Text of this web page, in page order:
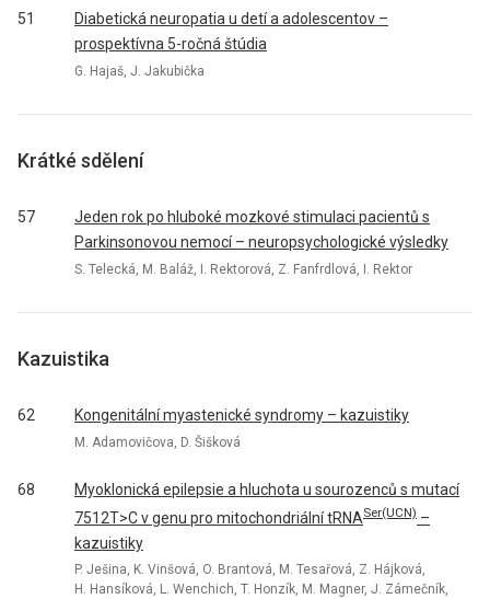
51
Diabetická neuropatia u detí a adolescentov –
prospektívna 5-ročná štúdia
G. Hajaš, J. Jakubička
Krátké sdělení
57
Jeden rok po hluboké mozkové stimulaci pacientů s
Parkinsonovou nemocí – neuropsychologické výsledky
S. Telecká, M. Baláž, I. Rektorová, Z. Fanfrdlová, I. Rektor
Kazuistika
62 Kongenitální myastenické syndromy – kazuistiky
M. Adamovičova, D. Šišková
68
Myoklonická epilepsie a hluchota u sourozenců s mutací
7512T>C v genu pro mitochondriální tRNASer(UCN) –
kazuistiky
P. Ješina, K. Vinšová, O. Brantová, M. Tesařová, Z. Hájková,
H. Hansíková, L. Wenchich, T. Honzík, M. Magner, J. Zámečník,